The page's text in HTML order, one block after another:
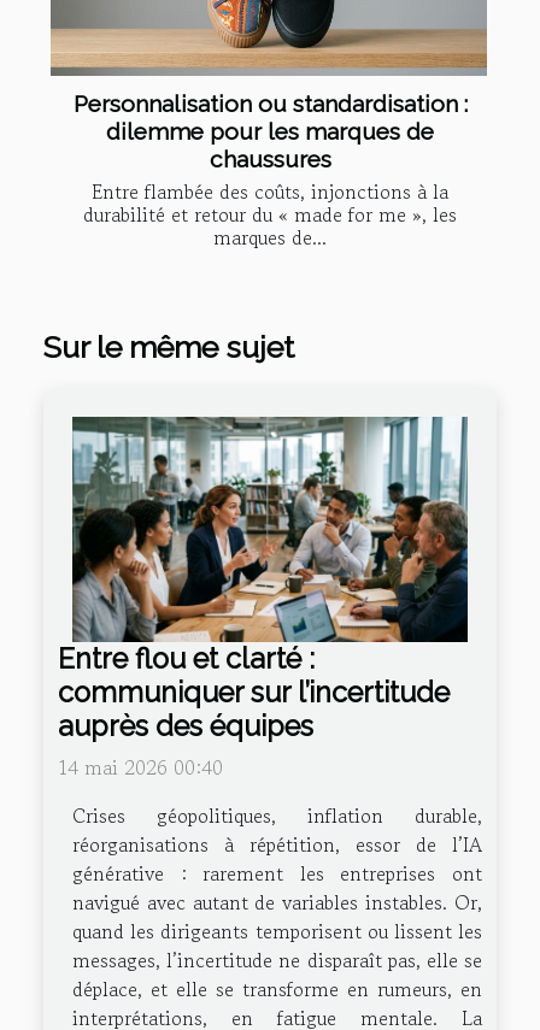
Personnalisation ou standardisation :
dilemme pour les marques de
chaussures
Entre flambée des coûts, injonctions à la
durabilité et retour du « made for me », les
marques de...
Sur le même sujet
Entre flou et clarté :
communiquer sur l’incertitude
auprès des équipes
14 mai 2026 00:40
Crises géopolitiques, inflation durable,
réorganisations à répétition, essor de l’IA
générative : rarement les entreprises ont
navigué avec autant de variables instables. Or,
quand les dirigeants temporisent ou lissent les
messages, l’incertitude ne disparaît pas, elle se
déplace, et elle se transforme en rumeurs, en
interprétations, en fatigue mentale. La